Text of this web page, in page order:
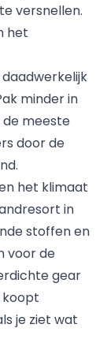
versnellen.
het
minder in
de meeste
door de
het klimaat
in
stoffen en
voor de
gear
koopt
je ziet wat